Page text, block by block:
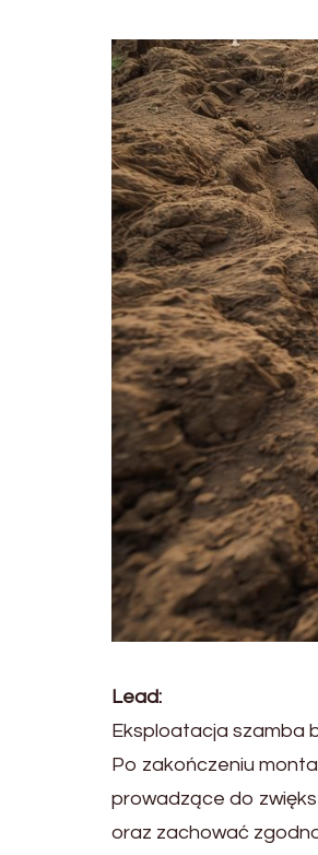
Lead:
Eksploatacja szamba
Po zakończeniu
prowadzące do
oraz zachować